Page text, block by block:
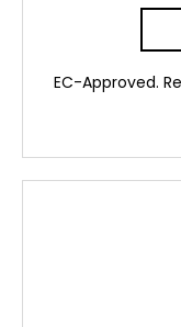
EC-Approved.